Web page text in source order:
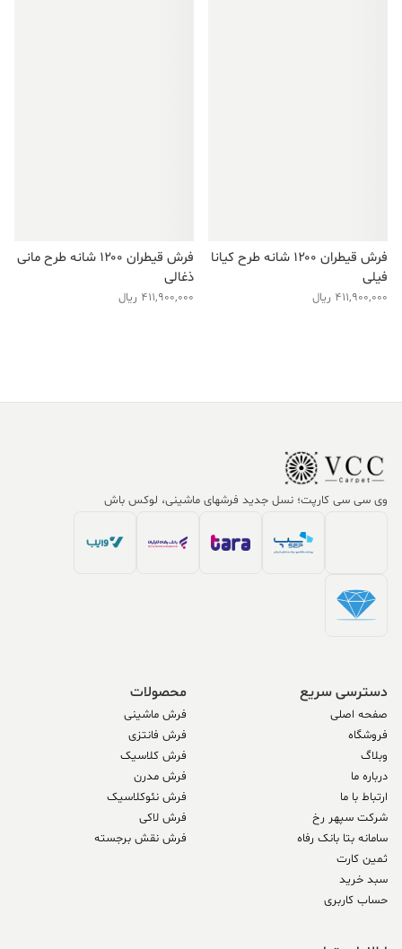
فرش قیطران ۱۲۰۰ شانه طرح کیانا
فیلی
411,900,000 ریال
فرش قیطران ۱۲۰۰ شانه طرح مانی
ذغالی
411,900,000 ریال
وی سی سی کارپت؛ نسل جدید فرشهای ماشینی، لوکس باش
دسترسی سریع
صفحه اصلی
فروشگاه
وبلاگ
درباره ما
ارتباط با ما
شرکت سپهر رخ
سامانه بتا بانک رفاه
ثمین کارت
سبد خرید
حساب کاربری
محصولات
فرش ماشینی
فرش فانتزی
فرش کلاسیک
فرش مدرن
فرش نئوکلاسیک
فرش لاکی
فرش نقش برجسته